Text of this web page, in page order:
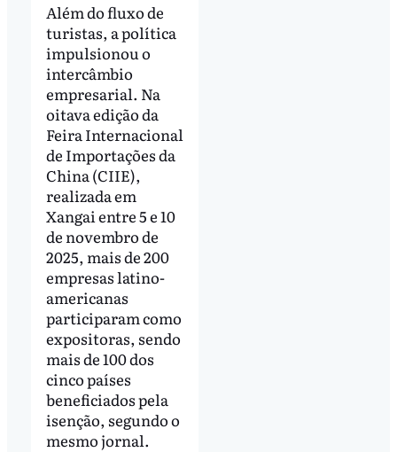
Além do fluxo de
turistas, a política
impulsionou o
intercâmbio
empresarial. Na
oitava edição da
Feira Internacional
de Importações da
China (CIIE),
realizada em
Xangai entre 5 e 10
de novembro de
2025, mais de 200
empresas latino-
americanas
participaram como
expositoras, sendo
mais de 100 dos
cinco países
beneficiados pela
isenção, segundo o
mesmo jornal.